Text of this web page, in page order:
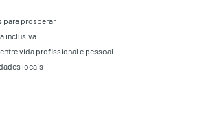
para prosperar
inclusiva
vida profissional e pessoal
locais